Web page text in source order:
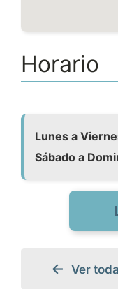
Horario
Lunes a
Sábado a
Ver